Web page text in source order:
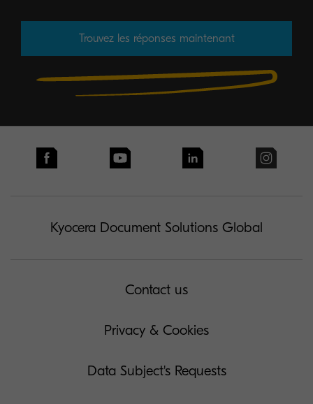
Trouvez les réponses maintenant
Kyocera Document Solutions Global
Contact us
Privacy & Cookies
Data Subject's Requests